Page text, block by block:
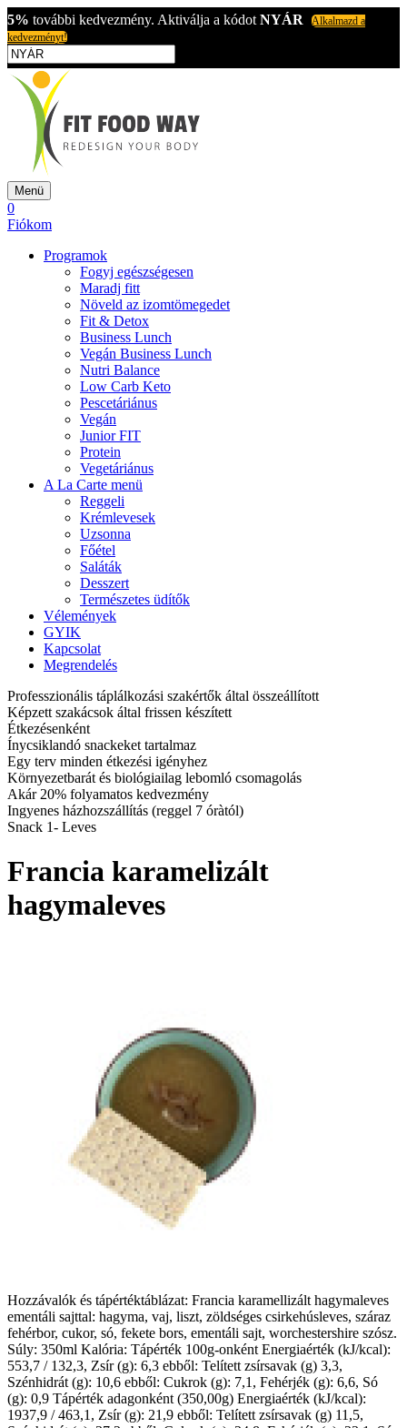
5% további kedvezmény. Aktiválja a kódot NYÁR
Alkalmazd a
kedvezményt!
Menü
0
Fiókom
Programok
Fogyj egészségesen
Maradj fitt
Növeld az izomtömegedet
Fit & Detox
Business Lunch
Vegán Business Lunch
Nutri Balance
Low Carb Keto
Pescetáriánus
Vegán
Junior FIT
Protein
Vegetáriánus
A La Carte menü
Reggeli
Krémlevesek
Uzsonna
Főétel
Saláták
Desszert
Természetes üdítők
Vélemények
GYIK
Kapcsolat
Megrendelés
Professzionális táplálkozási szakértők által összeállított
Képzett szakácsok által frissen készített
Étkezésenként
Ínycsiklandó snackeket tartalmaz
Egy terv minden étkezési igényhez
Környezetbarát és biológiailag lebomló csomagolás
Akár 20% folyamatos kedvezmény
Ingyenes házhozszállítás (reggel 7 óràtól)
Snack 1- Leves
Francia karamelizált
hagymaleves
Hozzávalók és tápértéktáblázat: Francia karamellizált hagymaleves
ementáli sajttal: hagyma, vaj, liszt, zöldséges csirkehúsleves, száraz
fehérbor, cukor, só, fekete bors, ementáli sajt, worchestershire szósz.
Súly: 350ml Kalória: Tápérték 100g-onként Energiaérték (kJ/kcal):
553,7 / 132,3, Zsír (g): 6,3 ebből: Telített zsírsavak (g) 3,3,
Szénhidrát (g): 10,6 ebből: Cukrok (g): 7,1, Fehérjék (g): 6,6, Só
(g): 0,9 Tápérték adagonként (350,00g) Energiaérték (kJ/kcal):
1937,9 / 463,1, Zsír (g): 21,9 ebből: Telített zsírsavak (g) 11,5,